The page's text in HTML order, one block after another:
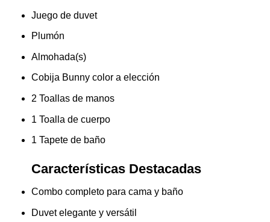
Juego de duvet
Plumón
Almohada(s)
Cobija Bunny color a elección
2 Toallas de manos
1 Toalla de cuerpo
1 Tapete de baño
Características Destacadas
Combo completo para cama y baño
Duvet elegante y versátil